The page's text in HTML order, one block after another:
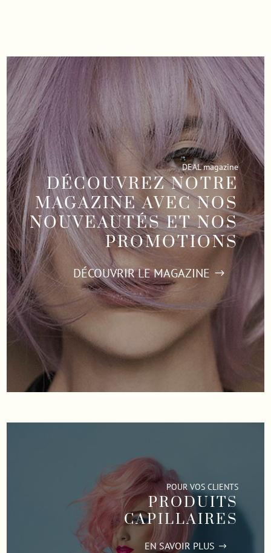
DEAL magazine
DÉCOUVREZ NOTRE
MAGAZINE AVEC NOS
NOUVEAUTÉS ET NOS
PROMOTIONS
DÉCOUVRIR LE MAGAZINE
POUR VOS CLIENTS
PRODUITS
CAPILLAIRES
EN SAVOIR PLUS